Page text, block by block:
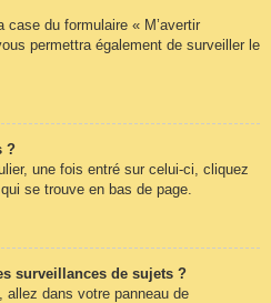
case du formulaire « M’avertir
permettra également de surveiller le
?
une fois entré sur celui-ci, cliquez
se trouve en bas de page.
surveillances de sujets ?
allez dans votre panneau de